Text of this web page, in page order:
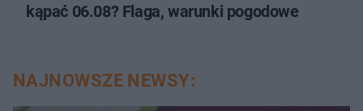
kąpać 06.08? Flaga, warunki pogodowe
NAJNOWSZE NEWSY: